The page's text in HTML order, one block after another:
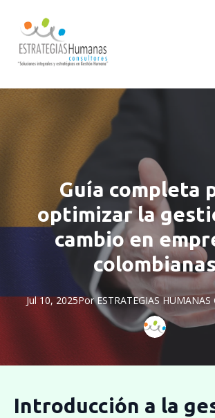
Guía completa
optimizar la
cambio en
colombianas
Jul 10, 2025Por ESTRATEGIAS HUMANAS
Introducción a la